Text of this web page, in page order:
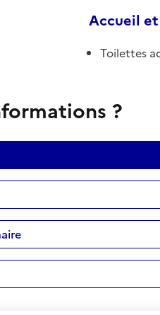
Accueil
Toilettes
?